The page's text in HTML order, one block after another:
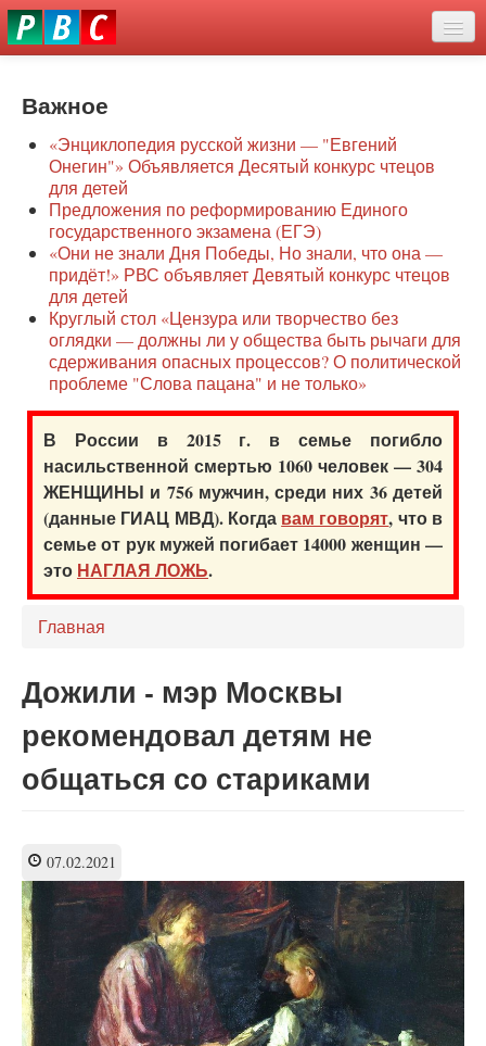
Перейти
к
О нас
Защита семей
Образование
Наше сопротивление
Регионы
Видео
Важное
«Энциклопедия русской жизни — "Евгений
Онегин"» Объявляется Десятый конкурс чтецов
для детей
Предложения по реформированию Единого
государственного экзамена (ЕГЭ)
«Они не знали Дня Победы, Но знали, что она —
придёт!» РВС объявляет Девятый конкурс чтецов
для детей
Круглый стол «Цензура или творчество без
оглядки — должны ли у общества быть рычаги для
сдерживания опасных процессов? О политической
проблеме "Слова пацана" и не только»
В России в 2015 г. в семье погибло
насильственной смертью 1060 человек — 304
ЖЕНЩИНЫ и 756 мужчин, среди них 36 детей
(данные ГИАЦ МВД). Когда вам говорят, что в
семье от рук мужей погибает 14000 женщин —
это НАГЛАЯ ЛОЖЬ.
Главная
Дожили - мэр Москвы
рекомендовал детям не
общаться со стариками
07.02.2021